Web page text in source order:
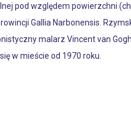
pod względem powierzchni
Gallia Narbonensis.
malarz Vincent van
w mieście od 1970 roku.